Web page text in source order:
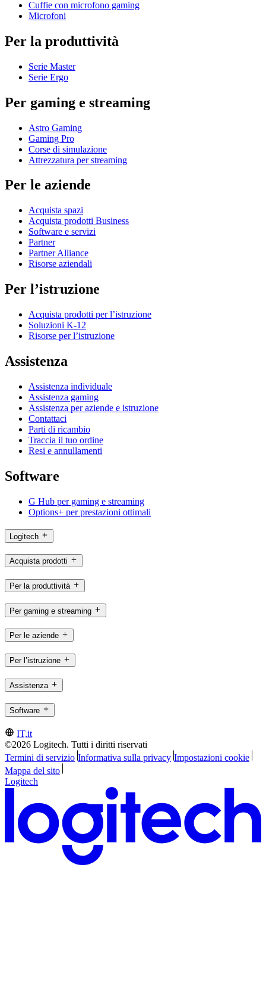
Cuffie con microfono gaming
Microfoni
Per la produttività
Serie Master
Serie Ergo
Per gaming e streaming
Astro Gaming
Gaming Pro
Corse di simulazione
Attrezzatura per streaming
Per le aziende
Acquista spazi
Acquista prodotti Business
Software e servizi
Partner
Partner Alliance
Risorse aziendali
Per l’istruzione
Acquista prodotti per l’istruzione
Soluzioni K-12
Risorse per l’istruzione
Assistenza
Assistenza individuale
Assistenza gaming
Assistenza per aziende e istruzione
Contattaci
Parti di ricambio
Traccia il tuo ordine
Resi e annullamenti
Software
G Hub per gaming e streaming
Options+ per prestazioni ottimali
Logitech
Acquista prodotti
Per la produttività
Per gaming e streaming
Per le aziende
Per l’istruzione
Assistenza
Software
IT,it
©2026 Logitech. Tutti i diritti riservati
Termini di servizio Informativa sulla privacy Impostazioni cookie
Mappa del sito
Logitech